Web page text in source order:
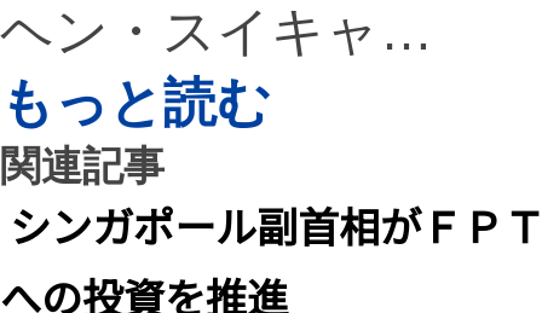
ヘン・スイキャ…
もっと読む
関連記事
シンガポール副首相がＦＰ
への投資を推進